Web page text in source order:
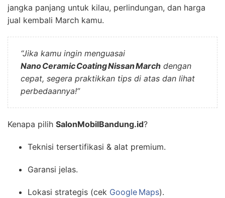
jangka panjang untuk kilau, perlindungan, dan harga
jual kembali March kamu.
“Jika kamu ingin menguasai
Nano Ceramic Coating Nissan March dengan
cepat, segera praktikkan tips di atas dan lihat
perbedaannya!”
Kenapa pilih SalonMobilBandung.id?
Teknisi tersertifikasi & alat premium.
Garansi jelas.
Lokasi strategis (cek Google Maps).